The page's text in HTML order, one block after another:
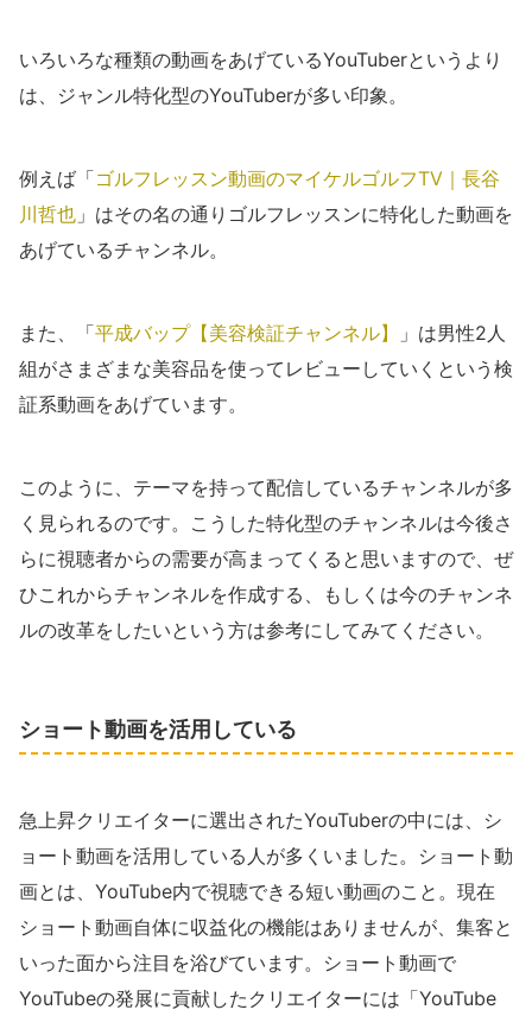
いろいろな種類の動画をあげているYouTuberというより
は、ジャンル特化型のYouTuberが多い印象。
例えば「ゴルフレッスン動画のマイケルゴルフTV｜長谷
川哲也 」はその名の通りゴルフレッスンに特化した動画を
あげているチャンネル。
また、「平成バップ【美容検証チャンネル】
」は男性2人
組がさまざまな美容品を使ってレビューしていくという検
証系動画をあげています。
このように、テーマを持って配信しているチャンネルが多
く見られるのです。こうした特化型のチャンネルは今後さ
らに視聴者からの需要が高まってくると思いますので、ぜ
ひこれからチャンネルを作成する、もしくは今のチャンネ
ルの改革をしたいという方は参考にしてみてください。
ショート動画を活用している
急上昇クリエイターに選出されたYouTuberの中には、シ
ョート動画を活用している人が多くいました。ショート動
画とは、YouTube内で視聴できる短い動画のこと。現在
ショート動画自体に収益化の機能はありませんが、集客と
いった面から注目を浴びています。ショート動画で
YouTubeの発展に貢献したクリエイターには「YouTube